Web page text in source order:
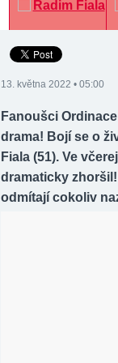
13. května 2022 • 05:00
Fanoušci
drama! Bojí se o
Fiala (51). Ve
dramaticky
odmítají cokoliv